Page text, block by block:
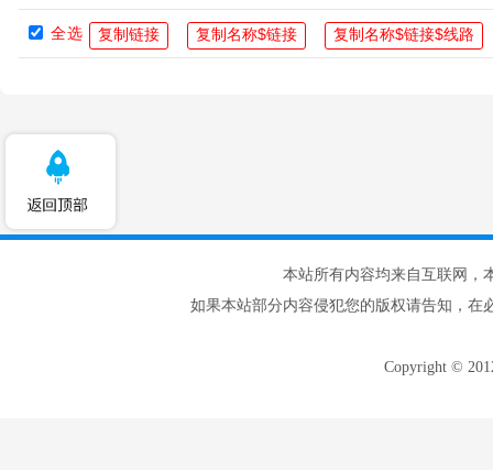
全选
本站所有内容均来自互联网，
如果本站部分内容侵犯您的版权请告知，在
Copyright ©